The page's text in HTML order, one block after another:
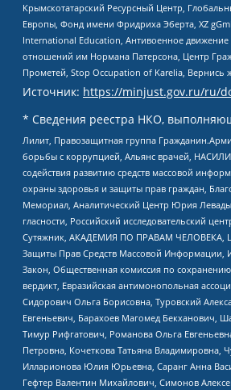
Крымскотатарский Ресурсный Центр,
Европы, Фонд имени Фридриха Эберта, XZ
International Education, Антивоенное
отношений им Нормана Патерсона, Центр
Прометей, Stop Occupation of Karelia,
Источник: https://minjust.gov.ru/ru/
* Сведения реестра НКО,
Лилит, Правозащитная группа
борьбы с коррупцией, Альянс врачей,
содействия развитию средств массовой
охраны здоровья и защиты прав граждан,
Мемориал, Аналитический Центр Юрия
гласности, Российский исследовательский
Сутяжник, АКАДЕМИЯ ПО ПРАВАМ ЧЕЛОВЕКА,
Защиты Прав Средств Массовой Информации,
Закон, Общественная комиссия по
вердикт, Евразийская антимонопольная
Сидорович Ольга Борисовна, Туровский
Евгеньевич, Барахоев Магомед Бекханович,
Тимур Рифгатович, Романова Ольга
Петровна, Кочеткова Татьяна Владимировна,
Илларионова Юлия Юрьевна, Саранг Анна
Гефтер Валентин Михайлович, Симонов